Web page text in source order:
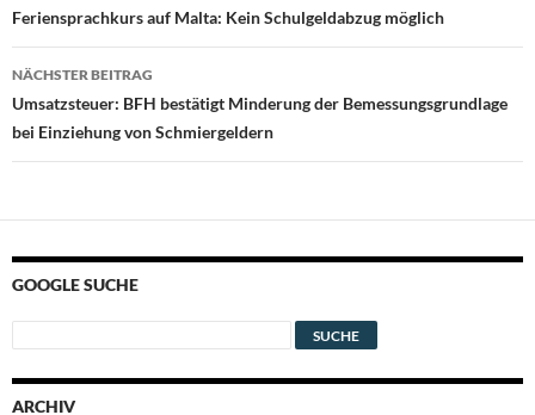
Feriensprachkurs auf Malta: Kein Schulgeldabzug möglich
NÄCHSTER BEITRAG
Umsatzsteuer: BFH bestätigt Minderung der Bemessungsgrundlage
bei Einziehung von Schmiergeldern
GOOGLE SUCHE
ARCHIV